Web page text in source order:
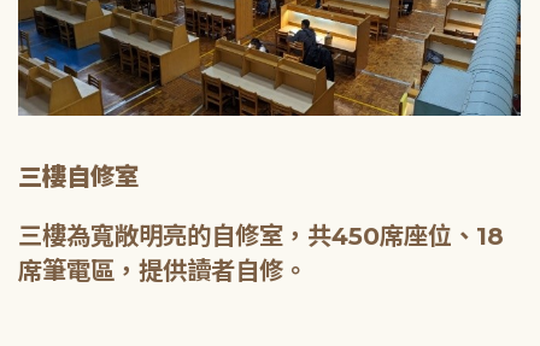
三樓自修室
三樓為寬敞明亮的自修室，共450席座位、18
席筆電區，提供讀者自修。